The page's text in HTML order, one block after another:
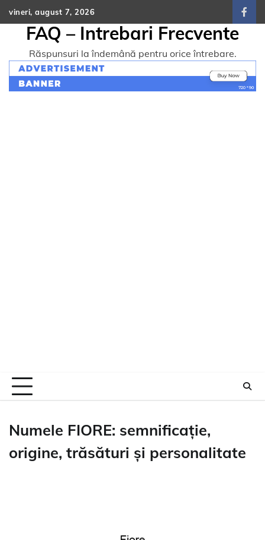
Skip
to
content
vineri, august 7, 2026
FAQ – Intrebari Frecvente
Răspunsuri la îndemână pentru orice întrebare.
Numele FIORE: semnificație,
origine, trăsături și personalitate